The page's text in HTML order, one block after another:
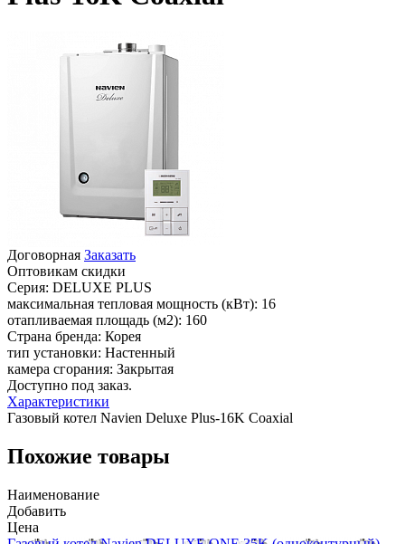
Договорная Заказать
Оптовикам скидки
Серия: DELUXE PLUS
максимальная тепловая мощность (кВт): 16
отапливаемая площадь (м2): 160
Страна бренда: Корея
тип установки: Настенный
камера сгорания: Закрытая
Доступно под заказ.
Характеристики
Газовый котел Navien Deluxe Plus-16K Coaxial
Похожие товары
Наименование
Добавить
Цена